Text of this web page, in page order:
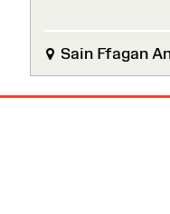
Sain Ffagan